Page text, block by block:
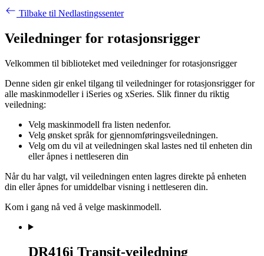
Tilbake til Nedlastingssenter
Veiledninger for rotasjonsrigger
Velkommen til biblioteket med veiledninger for rotasjonsrigger
Denne siden gir enkel tilgang til veiledninger for rotasjonsrigger for
alle maskinmodeller i iSeries og xSeries. Slik finner du riktig
veiledning:
Velg maskinmodell fra listen nedenfor.
Velg ønsket språk for gjennomføringsveiledningen.
Velg om du vil at veiledningen skal lastes ned til enheten din
eller åpnes i nettleseren din
Når du har valgt, vil veiledningen enten lagres direkte på enheten
din eller åpnes for umiddelbar visning i nettleseren din.
Kom i gang nå ved å velge maskinmodell.
DR416i Transit-veiledning